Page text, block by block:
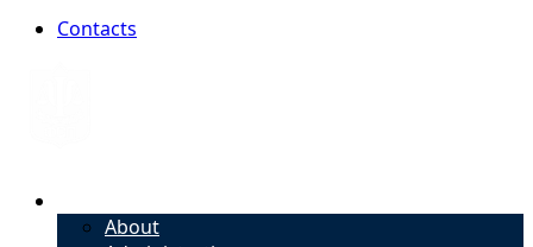
Contacts
About